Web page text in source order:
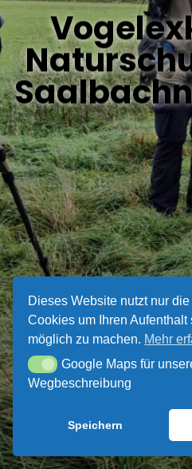
ALLE
UNSER
Dieses Website nutzt nur
Cookies um Ihren Aufenthalt
möglich zu machen. Mehr
Google Maps für unsere
Google Maps für
Wegbeschreibung
Speichern